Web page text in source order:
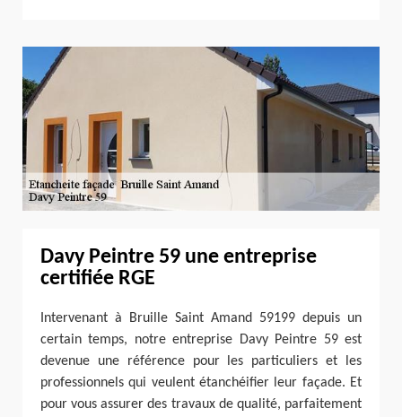
Davy Peintre 59 une entreprise
certifiée RGE
Intervenant à Bruille Saint Amand 59199 depuis un
certain temps, notre entreprise Davy Peintre 59 est
devenue une référence pour les particuliers et les
professionnels qui veulent étanchéifier leur façade. Et
pour vous assurer des travaux de qualité, parfaitement